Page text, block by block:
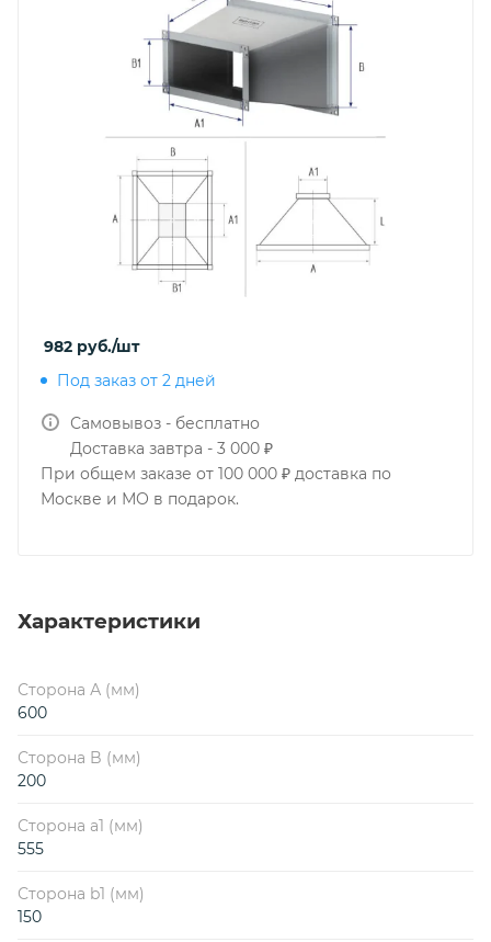
982 руб./шт
Под заказ от 2 дней
Самовывоз - бесплатно
Доставка завтра - 3 000 ₽
При общем заказе от 100 000 ₽ доставка по
Москве и МО в подарок.
Характеристики
Сторона А (мм)
600
Сторона B (мм)
200
Сторона a1 (мм)
555
Сторона b1 (мм)
150